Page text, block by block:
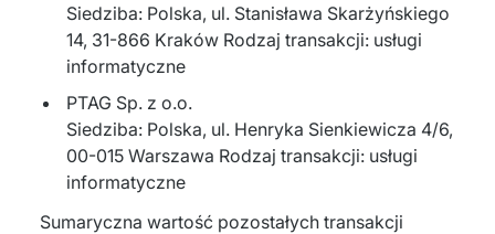
Siedziba: Polska, ul. Stanisława Skarżyńskiego
14, 31-866 Kraków Rodzaj transakcji: usługi
informatyczne
PTAG Sp. z o.o.
Siedziba: Polska, ul. Henryka Sienkiewicza 4/6,
00-015 Warszawa Rodzaj transakcji: usługi
informatyczne
Sumaryczna wartość pozostałych transakcji